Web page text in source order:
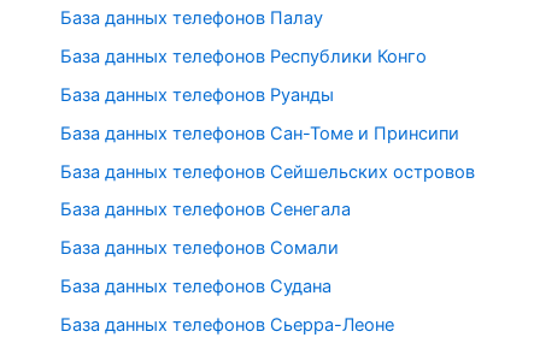
База данных телефонов Палау
База данных телефонов Республики Конго
База данных телефонов Руанды
База данных телефонов Сан-Томе и Принсипи
База данных телефонов Сейшельских островов
База данных телефонов Сенегала
База данных телефонов Сомали
База данных телефонов Судана
База данных телефонов Сьерра-Леоне